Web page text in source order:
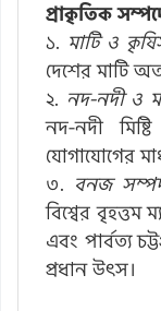
প্রাকৃতিক
১. মাটি ও
দেশের মাটি
২. নদ-নদী ও
নদ-নদী
যোগাযোগের
৩. বনজ
বিশ্বের বৃহত্তম
এবং পার্বত্য
প্রধান উৎস।